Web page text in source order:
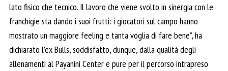
lato fisico che tecnico. Il lavoro che viene svolto in sinergia con le
franchigie sta dando i suoi frutti: i giocatori sul campo hanno
mostrato un maggiore feeling e tanta voglia di fare bene”, ha
dichiarato l’ex Bulls, soddisfatto, dunque, dalla qualità degli
allenamenti al Payanini Center e pure per il percorso intrapreso